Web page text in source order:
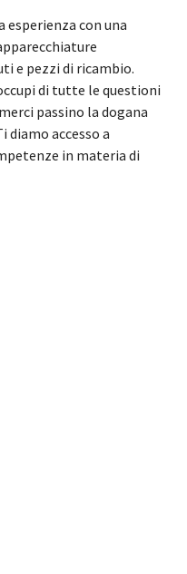
esperienza con una
e pezzi di ricambio.
di tutte le questioni
passino la dogana
diamo accesso a
in materia di